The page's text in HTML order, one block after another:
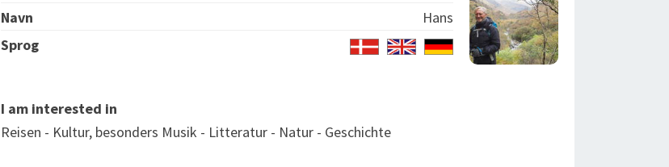
Navn
Hans
Sprog
I am interested in
Reisen - Kultur, besonders Musik - Litteratur - Natur - Geschichte